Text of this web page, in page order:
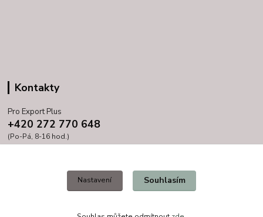
Kontakty
Pro Export Plus
+420 272 770 648
(Po-Pá, 8-16 hod.)
Nastavení Souhlasím